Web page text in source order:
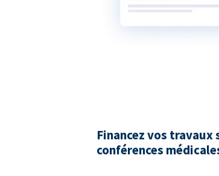
Financez vos
conférences